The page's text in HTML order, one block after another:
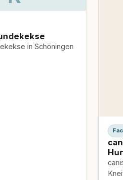
in Schöningen
canis